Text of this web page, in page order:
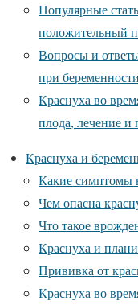
Популярные
положительный
Вопросы и
при беременности
Краснуха во
плода, лечение и
Краснуха и
Какие симптомы
Чем опасна
Что такое
Краснуха и
Прививка от
Краснуха во